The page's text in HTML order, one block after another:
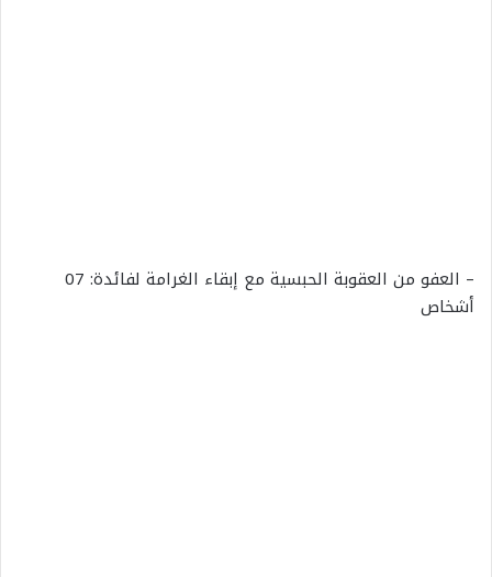
– العفو من العقوبة الحبسية مع إبقاء الغرامة لفائدة: 07
أشخاص